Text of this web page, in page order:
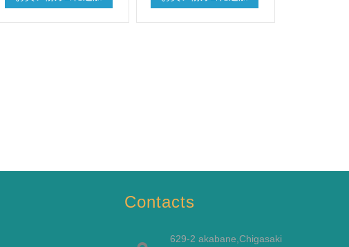
Contacts
629-2 akabane,Chigasaki